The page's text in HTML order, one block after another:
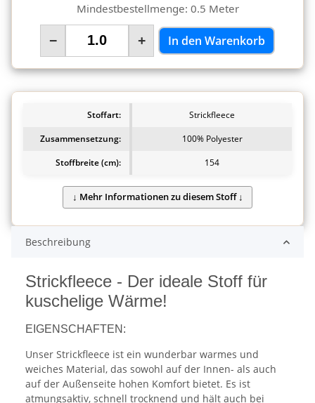
Mindestbestellmenge: 0.5 Meter
− + In den Warenkorb
Stoffart:
Strickfleece
Zusammensetzung:
100% Polyester
Stoffbreite (cm):
154
Beschreibung
Strickfleece - Der ideale Stoff für
kuschelige Wärme!
EIGENSCHAFTEN:
Unser Strickfleece ist ein wunderbar warmes und
weiches Material, das sowohl auf der Innen- als auch
auf der Außenseite hohen Komfort bietet. Es ist
atmungsaktiv, schnell trocknend und hält auch bei